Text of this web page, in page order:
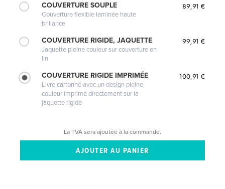
COUVERTURE SOUPLE
Couverture flexible laminée haute
brillance
89,91 €
COUVERTURE RIGIDE, JAQUETTE
Jaquette pleine couleur sur couverture en
lin
99,91 €
COUVERTURE RIGIDE IMPRIMÉE
Livre cartonné avec un design pleine
couleur imprimé directement sur la
jaquette rigide
100,91 €
La TVA sera ajoutée à la commande.